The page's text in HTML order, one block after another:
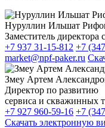
Нуруллин Ильшат
Заместитель
+7 937 31-15-812 +7
market@npf-paker.ru
Змеу Артем
Директор по развитию
сервиса и скважинных
+7 927 960-59-16 +7
Скачать электронную